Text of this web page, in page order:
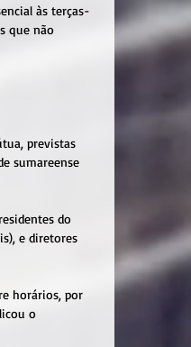
às terças-
que não
previstas
sumareense
do
e diretores
horários, por
o